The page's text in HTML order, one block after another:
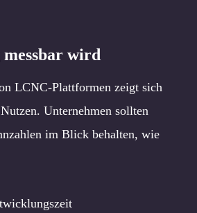
wird
LCNC-Plattformen zeigt sich
Unternehmen sollten
im Blick behalten, wie